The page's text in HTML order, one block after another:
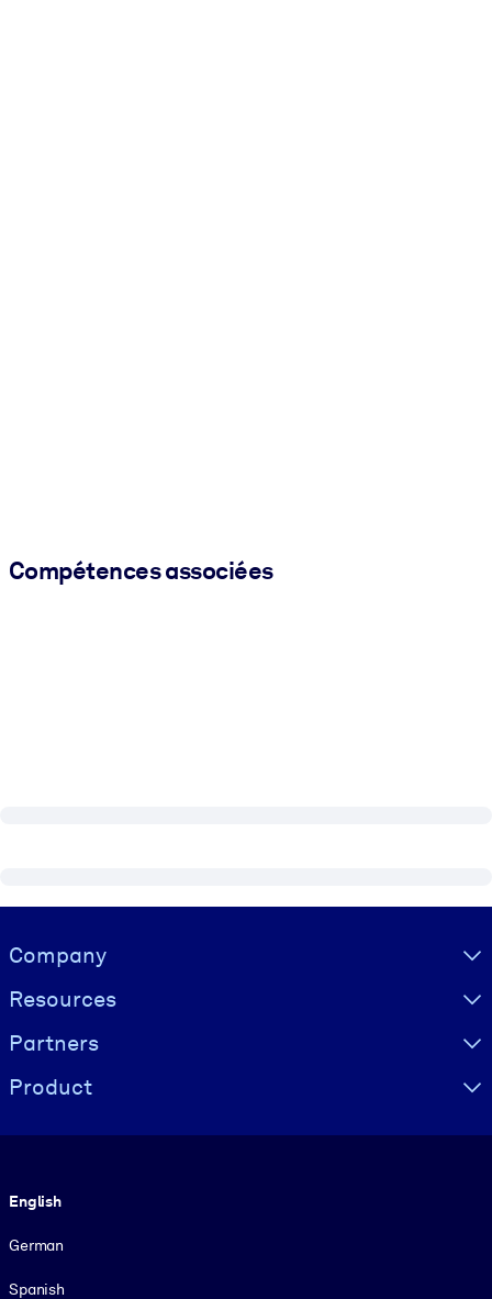
Compétences associées
Visually hidden Text
Company
Resources
Partners
Product
English
German
Spanish